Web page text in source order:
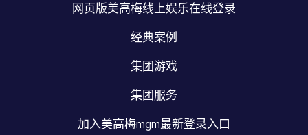
网页版美高梅线上娱乐在线登录
经典案例
集团游戏
集团服务
加入美高梅mgm最新登录入口